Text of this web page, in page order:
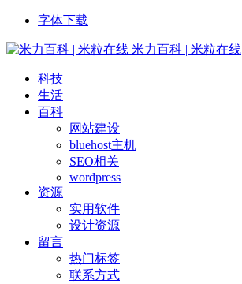
字体下载
米力百科 | 米粒在线
科技
生活
百科
网站建设
bluehost主机
SEO相关
wordpress
资源
实用软件
设计资源
留言
热门标签
联系方式